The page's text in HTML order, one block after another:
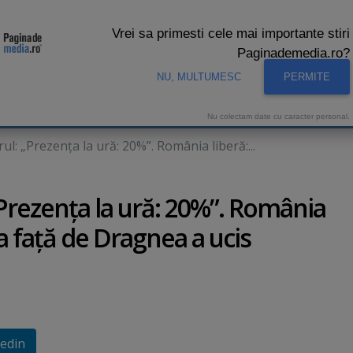
„Prezenţa la ură: 20%”. România liberă:...
la ură: 20%”. România
faţă de Dragnea a ucis
Vrei sa primesti cele mai importante stiri
Paginademedia.ro?
NU, MULTUMESC PERMITE
Nu colectam date cu caracter personal.